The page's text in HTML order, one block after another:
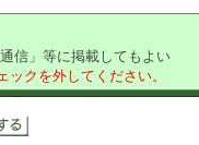
信」等に掲載してもよい
クを外してください。